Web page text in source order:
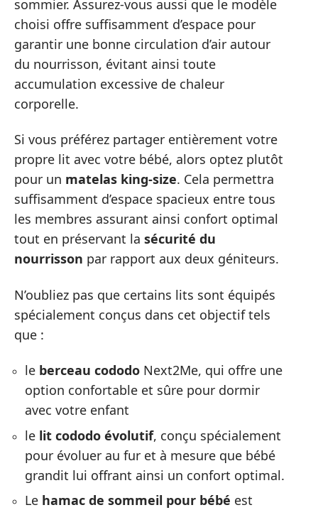
sommier. Assurez-vous aussi que le modèle
choisi offre suffisamment d’espace pour
garantir une bonne circulation d’air autour
du nourrisson, évitant ainsi toute
accumulation excessive de chaleur
corporelle.
Si vous préférez partager entièrement votre
propre lit avec votre bébé, alors optez plutôt
pour un matelas king-size. Cela permettra
suffisamment d’espace spacieux entre tous
les membres assurant ainsi confort optimal
tout en préservant la sécurité du
nourrisson par rapport aux deux géniteurs.
N’oubliez pas que certains lits sont équipés
spécialement conçus dans cet objectif tels
que :
le berceau cododo Next2Me, qui offre une
option confortable et sûre pour dormir
avec votre enfant
le lit cododo évolutif, conçu spécialement
pour évoluer au fur et à mesure que bébé
grandit lui offrant ainsi un confort optimal.
Le hamac de sommeil pour bébé est